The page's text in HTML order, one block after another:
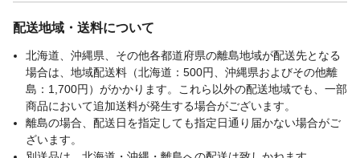
配送地域・送料について
北海道、沖縄県、その他各都道府県の離島地域が配送先となる
場合は、地域配送料（北海道：500円、沖縄県およびその他離
島：1,700円）がかかります。これら以外の配送地域でも、一部
商品において追加送料が発生する場合がございます。
離島の場合、配送日を指定しても指定日通り届かない場合がご
ざいます。